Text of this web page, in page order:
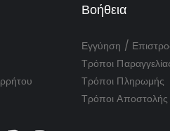
Βοήθεια
Εγγύηση /
Τρόποι
Τρόποι Πληρωμής
Τρόποι Αποστολής